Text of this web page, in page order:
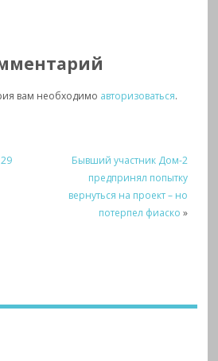
вам необходимо авторизоваться.
Бывший участник Дом-2
предпринял попытку
вернуться на проект – но
потерпел фиаско »